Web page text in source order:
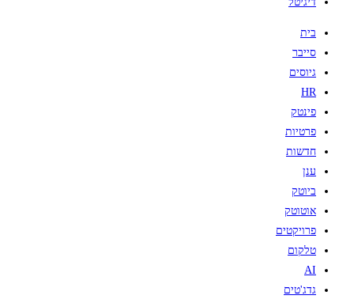
בית
סייבר
גיוסים
HR
פינטק
פרטיות
חדשות
ענן
ביוטק
אוטוטק
פרויקטים
טלקום
AI
גדג'טים